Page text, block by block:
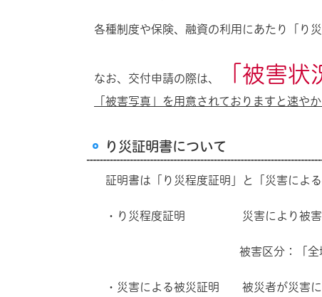
各種制度や保険、融資の利用にあたり「り
なお、交付申請の際は、 「被害状
「被害写真」を用意されておりますと速や
り災証明書について
証明書は「り災程度証明」と「災害によ
・り災程度証明 災害により被害を受
被害区分：「全壊」「大規模半
・災害による被災証明 被災者が災害に